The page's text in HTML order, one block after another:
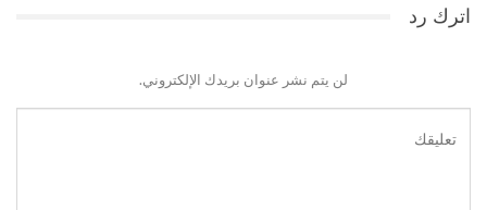
اترك رد
لن يتم نشر عنوان بريدك الإلكتروني.